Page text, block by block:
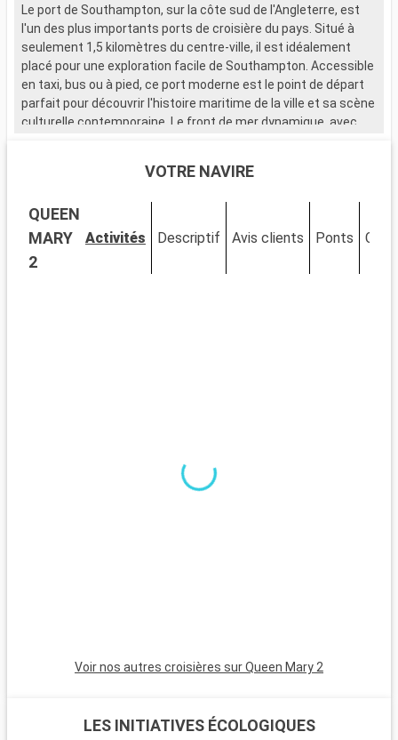
Le port de Southampton, sur la côte sud de l'Angleterre, est
l'un des plus importants ports de croisière du pays. Situé à
seulement 1,5 kilomètres du centre-ville, il est idéalement
placé pour une exploration facile de Southampton. Accessible
en taxi, bus ou à pied, ce port moderne est le point de départ
parfait pour découvrir l'histoire maritime de la ville et sa scène
culturelle contemporaine. Le front de mer dynamique, avec
Southampton, ville portuaire chargée d'histoire, est riche en
sites d'intérêt. Le musée SeaCity narre l'histoire du Titanic,
étroitement liée à la ville. Les murs médiévaux et la Bargate,
une porte historique, témoignent du passé médiéval de
nature, avec ses landes et ses poneys sauvages. Winchester,
célèbre pour sa cathédrale, est une destination riche en
VOTRE NAVIRE
QUEEN
MARY
2
Activités Descriptif Avis clients Ponts
Voir nos autres croisières sur Queen Mary 2
LES INITIATIVES ÉCOLOGIQUES